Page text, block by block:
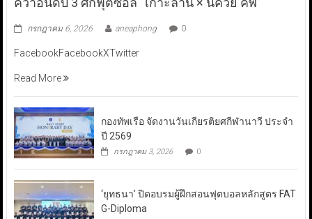
กรกฎาคม 6, 2026 aneaphong 0
FacebookFacebookXTwitter
Read More
กองทัพเรือ จัดงานวันเกียรติยศกีฬานาวี ประจำ
ปี 2569
กรกฎาคม 3, 2026 0
‘ยุทธนา’ ปิดอบรมผู้ฝึกสอนฟุตบอลหลักสูตร FAT
G-Diploma